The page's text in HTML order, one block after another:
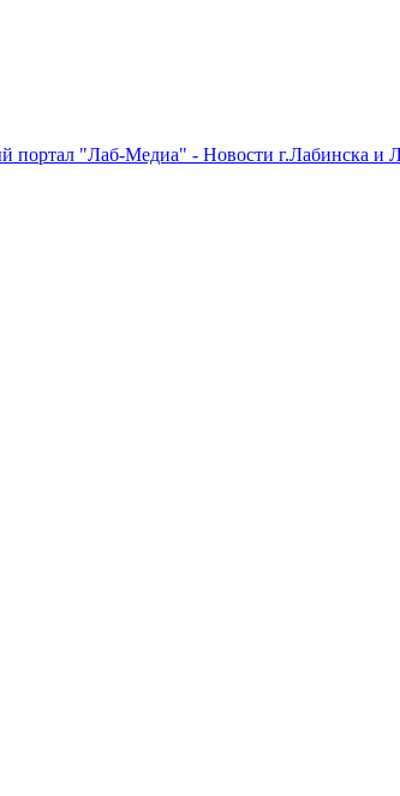
портал "Лаб-Медиа" - Новости г.Лабинска и